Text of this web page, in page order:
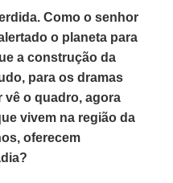
Como o senhor
o planeta para
a construção da
para os dramas
vê o quadro, agora
vivem na região da
oferecem